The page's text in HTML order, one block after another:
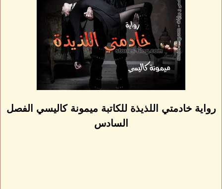
رواية خادمتي اللذيذة للكاتبة ميمونة كاليسي الفصل
السادس